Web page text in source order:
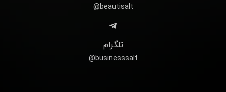
beautisalt@
تلگرام
businesssalt@